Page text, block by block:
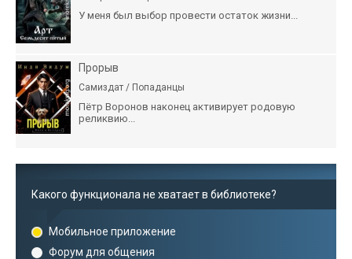
У меня был выбор провести остаток жизни...
Прорыв
Самиздат / Попаданцы
Пётр Воронов наконец активирует родовую
реликвию...
Какого функционала не хватает в библиотеке?
Мобильное приложение
Форум для общения